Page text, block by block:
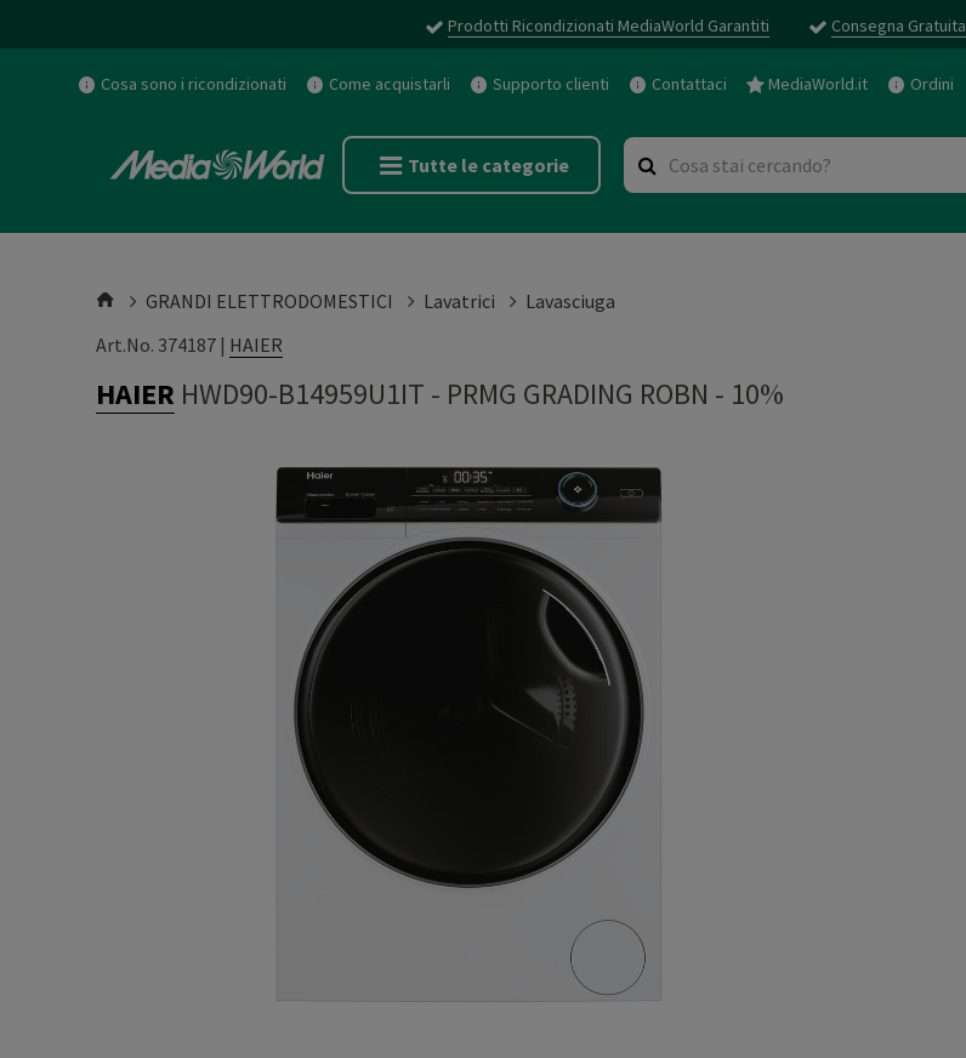
Prodotti Ricondizionati MediaWorld Garantiti Consegna Gratuita
Cosa sono i ricondizionati Come acquistarli Supporto clienti Contattaci MediaWorld.it Ordini
Tutte le categorie
GRANDI ELETTRODOMESTICI Lavatrici
Lavasciuga
Art.No. 374187 | HAIER
HAIER HWD90-B14959U1IT - PRMG GRADING ROBN - 10%